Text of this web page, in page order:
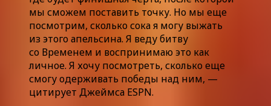
мы сможем поставить точку. Но мы еще
посмотрим, сколько сока я могу выжать
из этого апельсина. Я веду битву
со Временем и воспринимаю это как
личное. Я хочу посмотреть, сколько еще
смогу одерживать победы над ним, —
цитирует Джеймса ESPN.